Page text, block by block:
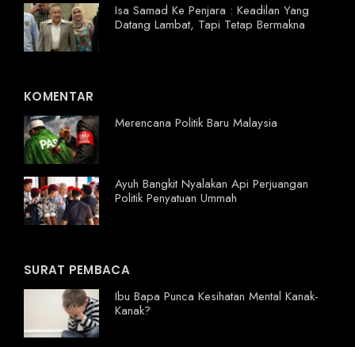
Isa Samad Ke Penjara : Keadilan Yang
Datang Lambat, Tapi Tetap Bermakna
KOMENTAR
Merencana Politik Baru Malaysia
Ayuh Bangkit Nyalakan Api Perjuangan
Politik Penyatuan Ummah
SURAT PEMBACA
Ibu Bapa Punca Kesihatan Mental Kanak-
Kanak?